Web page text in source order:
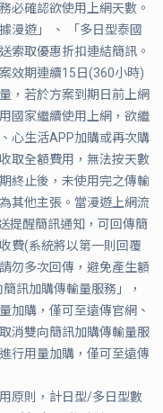
必確認欲使用上網天數。
漫遊」 、 「多日型泰國
索取優惠折扣連結簡訊。
效期連續15日(360小時)
，若於方案到期日前上網
國家繼續使用上網，欲繼
心生活APP加購或再次購
取全額費用，無法按天數
終止後，未使用完之傳輸
其他主張。當漫遊上網流
提醒簡訊通知，可回傳簡
費(系統將以第一則回覆
勿多次回傳，避免產生額
訊加購傳輸量服務」，
加購，僅可至遠傳官網、
消雙向簡訊加購傳輸量服
行用量加購，僅可至遠傳
原則，計日型/多日型數